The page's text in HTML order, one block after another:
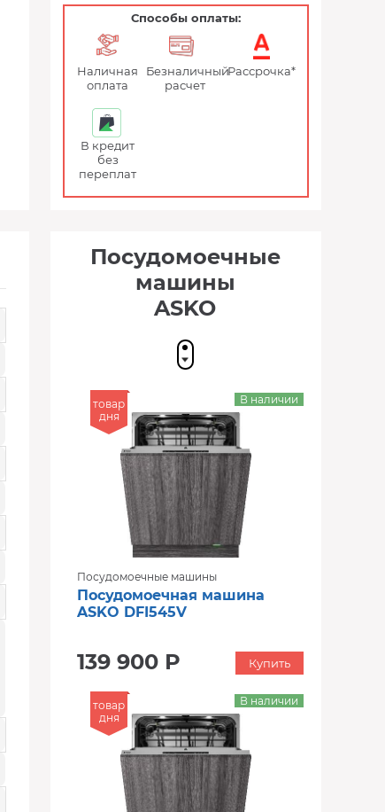
Способы оплаты:
Наличная
оплата
Безналичный
расчет
Рассрочка*
В кредит
без
переплат
Посудомоечные
машины
ASKO
товар
дня
Посудомоечные машины
Посудомоечная машина
ASKO DFI545V
139 900 Р
В наличии
Купить
товар
дня
В наличии